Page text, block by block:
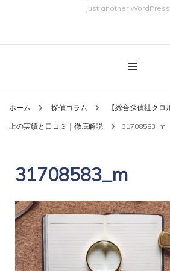
Just another
ホーム 探偵コラム 【総合探偵社ク
上の実績と口コミ｜徹底解説 31708583_m
31708583_m